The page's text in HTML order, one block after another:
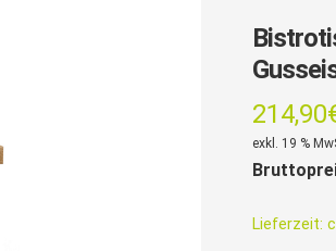
214,90
exkl. 19 %
Lieferzeit: